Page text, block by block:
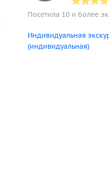
Посетила 10 и более
Индивидуальная
(индивидуальная)